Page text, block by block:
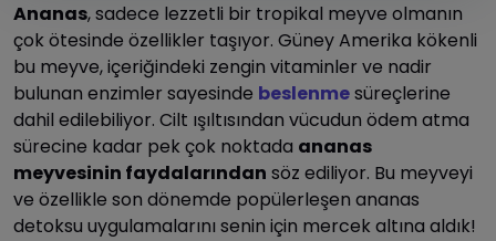
Ananas, sadece lezzetli bir tropikal meyve olmanın
çok ötesinde özellikler taşıyor. Güney Amerika kökenli
bu meyve, içeriğindeki zengin vitaminler ve nadir
bulunan enzimler sayesinde beslenmesüreçlerine
dahil edilebiliyor. Cilt ışıltısından vücudun ödem atma
sürecine kadar pek çok noktada ananas
meyvesinin faydalarından söz ediliyor. Bu meyveyi
ve özellikle son dönemde popülerleşen ananas
detoksu uygulamalarını senin için mercek altına aldık!